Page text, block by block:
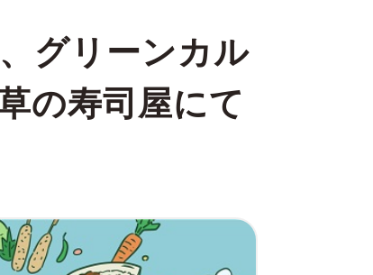
グリーンカル
の寿司屋にて